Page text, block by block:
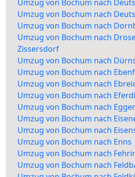
Umzug von Bochum nach
Umzug von Bochum nach
Umzug von Bochum nach
Umzug von Bochum nach
Zissersdorf
Umzug von Bochum nach
Umzug von Bochum nach
Umzug von Bochum nach
Umzug von Bochum nach
Umzug von Bochum nach
Umzug von Bochum nach
Umzug von Bochum nach
Umzug von Bochum nach Enns
Umzug von Bochum nach
Umzug von Bochum nach